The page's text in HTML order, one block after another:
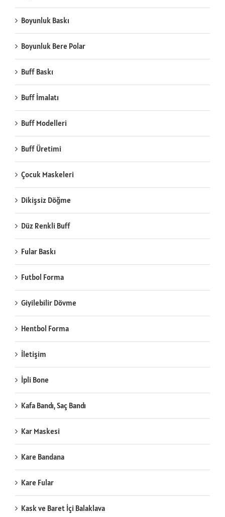
Boyunluk Baskı
Boyunluk Bere Polar
Buff Baskı
Buff İmalatı
Buff Modelleri
Buff Üretimi
Çocuk Maskeleri
Dikişsiz Döğme
Düz Renkli Buff
Fular Baskı
Futbol Forma
Giyilebilir Dövme
Hentbol Forma
İletişim
İpli Bone
Kafa Bandı, Saç Bandı
Kar Maskesi
Kare Bandana
Kare Fular
Kask ve Baret İçi Balaklava